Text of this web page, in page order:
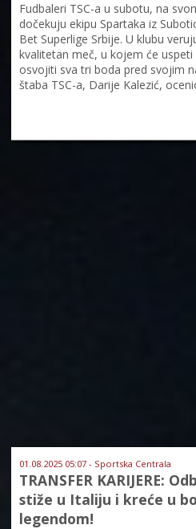
Fudbaleri TSC-a u subotu, na
dočekuju ekipu Spartaka iz
Bet Superlige Srbije. U klubu
kvalitetan meč, u kojem će
osvojiti sva tri boda pred svojim
štaba TSC-a, Darije Kalezić,
01.08.2025 05:07 - Sportska Centrala
TRANSFER KARIJERE:
stiže u Italiju i kreće u
legendom!